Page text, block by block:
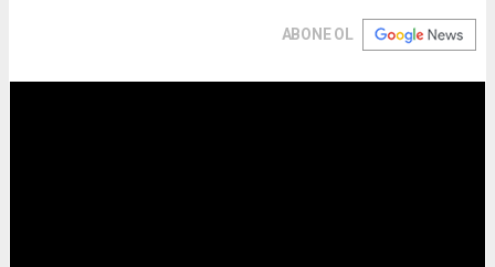
ABONE OL